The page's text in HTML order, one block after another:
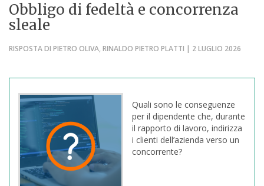
Obbligo di fedeltà e concorrenza
sleale
RISPOSTA DI PIETRO OLIVA, RINALDO PIETRO PLATTI | 2 LUGLIO 2026
Quali sono le conseguenze
per il dipendente che, durante
il rapporto di lavoro, indirizza
i clienti dell’azienda verso un
concorrente?